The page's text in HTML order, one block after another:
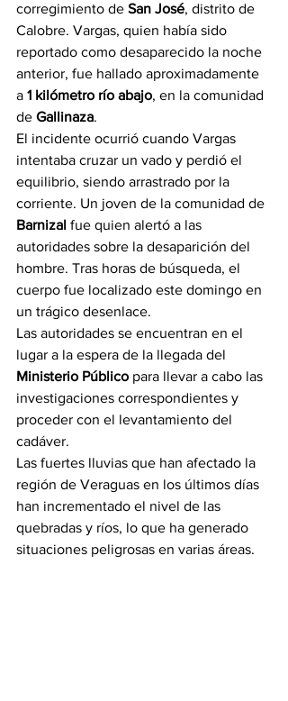
corregimiento de San José, distrito de
Calobre. Vargas, quien había sido
reportado como desaparecido la noche
anterior, fue hallado aproximadamente
a 1 kilómetro río abajo, en la comunidad
de Gallinaza.
El incidente ocurrió cuando Vargas
intentaba cruzar un vado y perdió el
equilibrio, siendo arrastrado por la
corriente. Un joven de la comunidad de
Barnizal fue quien alertó a las
autoridades sobre la desaparición del
hombre. Tras horas de búsqueda, el
cuerpo fue localizado este domingo en
un trágico desenlace.
Las autoridades se encuentran en el
lugar a la espera de la llegada del
Ministerio Público para llevar a cabo las
investigaciones correspondientes y
proceder con el levantamiento del
cadáver.
Las fuertes lluvias que han afectado la
región de Veraguas en los últimos días
han incrementado el nivel de las
quebradas y ríos, lo que ha generado
situaciones peligrosas en varias áreas.